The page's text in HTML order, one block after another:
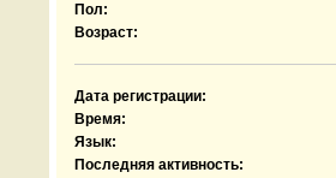
Пол:
Возраст:
Дата регистрации:
Время:
Язык:
Последняя активность: